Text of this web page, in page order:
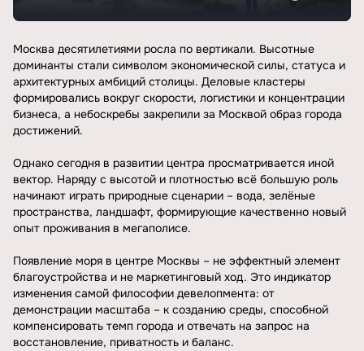
Москва десятилетиями росла по вертикали. Высотные
доминанты стали символом экономической силы, статуса и
архитектурных амбиций столицы. Деловые кластеры
формировались вокруг скорости, логистики и концентрации
бизнеса, а небоскребы закрепили за Москвой образ города
достижений.
Однако сегодня в развитии центра просматривается иной
вектор. Наряду с высотой и плотностью всё большую роль
начинают играть природные сценарии – вода, зелёные
пространства, ландшафт, формирующие качественно новый
опыт проживания в мегаполисе.
Появление моря в центре Москвы – не эффектный элемент
благоустройства и не маркетинговый ход. Это индикатор
изменения самой философии девелопмента: от
демонстрации масштаба – к созданию среды, способной
компенсировать темп города и отвечать на запрос на
восстановление, приватность и баланс.